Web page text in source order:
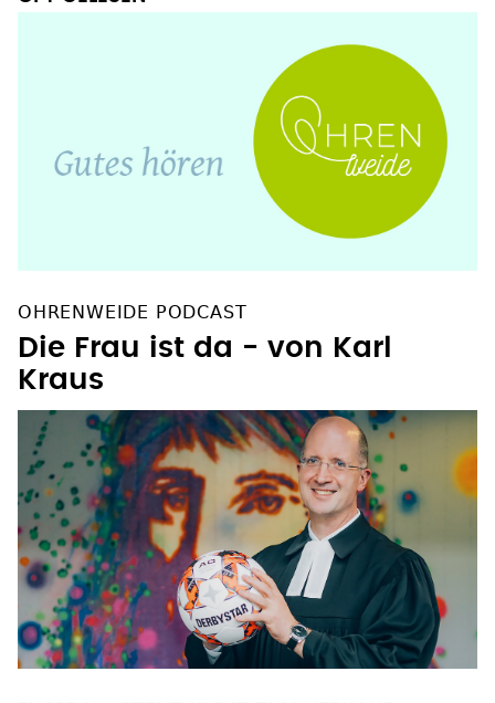
Die Frau ist da - von Karl
Kraus